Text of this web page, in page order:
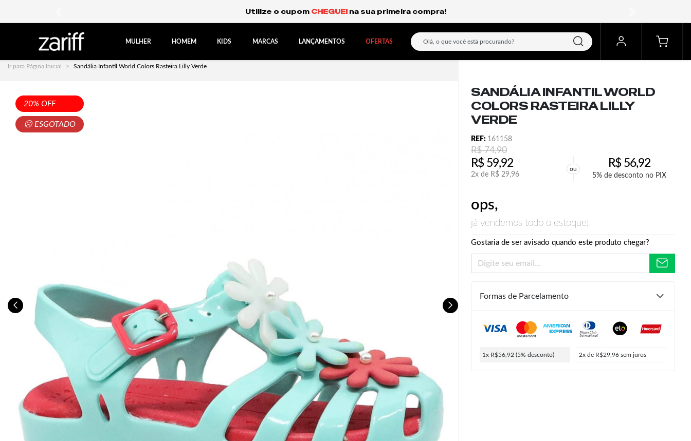
Frete Grátis Expresso para o Sul e São Paulo.
MULHER HOMEM KIDS MARCAS LANÇAMENTOS OFERTAS
Ir para Página Inicial Sandália Infantil World Colors Rasteira Lilly Verde
20% OFF
☹ ESGOTADO
SANDÁLIA INFANTIL WORLD
COLORS RASTEIRA LILLY
VERDE
REF: 161158
R$74,90
R$59,92
2x de R$ 29,96
ou R$56,92
5% de desconto no PIX
ops,
já vendemos todo o estoque!
Gostaria de ser avisado quando este produto chegar?
R$59,92 R$56,92
Formas de Parcelamento
1x R$56,92 (5% desconto) 2x de R$29,96 sem juros